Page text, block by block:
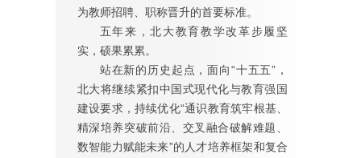
为教师招聘、职称晋升的首要标准。
五年来，北大教育教学改革步履坚
实，硕果累累。
站在新的历史起点，面向“十五五”，
北大将继续紧扣中国式现代化与教育强国
建设要求，持续优化“通识教育筑牢根基、
精深培养突破前沿、交叉融合破解难题、
数智能力赋能未来”的人才培养框架和复合